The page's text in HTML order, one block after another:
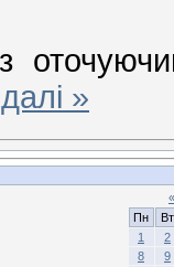
»
«
Пн
Вт
1
2
8
9